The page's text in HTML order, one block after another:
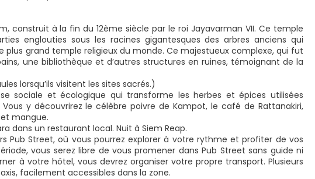
construit à la fin du 12ème siècle par le roi Jayavarman VII. Ce temple
englouties sous les racines gigantesques des arbres anciens qui
plus grand temple religieux du monde. Ce majestueux complexe, qui fut
une bibliothèque et d’autres structures en ruines, témoignant de la
lorsqu’ils visitent les sites sacrés.)
sociale et écologique qui transforme les herbes et épices utilisées
y découvrirez le célèbre poivre de Kampot, le café de Rattanakiri,
mangue.
dans un restaurant local. Nuit à Siem Reap.
Pub Street, où vous pourrez explorer à votre rythme et profiter de vos
vous serez libre de vous promener dans Pub Street sans guide ni
à votre hôtel, vous devrez organiser votre propre transport. Plusieurs
facilement accessibles dans la zone.